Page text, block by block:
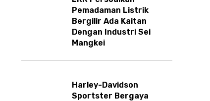
Pemadaman Listrik
Bergilir Ada Kaitan
Dengan Industri Sei
Mangkei
Harley-Davidson
Sportster Bergaya